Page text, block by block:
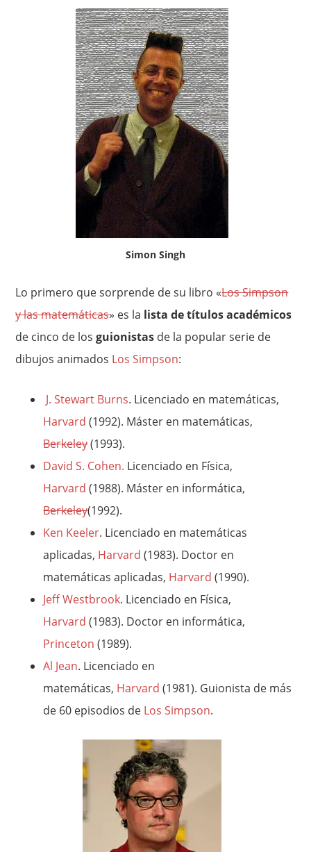
Simon Singh
Lo primero que sorprende de su libro «Los Simpson
y las matemáticas» es la lista de títulos académicos
de cinco de losguionistas de la popular serie de
dibujos animados Los Simpson:
J. Stewart Burns. Licenciado en matemáticas,
Harvard (1992). Máster en matemáticas,
Berkeley(1993).
David S. Cohen. Licenciado en Física,
Harvard (1988). Máster en informática,
Berkeley(1992).
Ken Keeler. Licenciado en matemáticas
aplicadas, Harvard (1983). Doctor en
matemáticas aplicadas, Harvard (1990).
Jeff Westbrook. Licenciado en Física,
Harvard (1983). Doctor en informática,
Princeton (1989).
Al Jean. Licenciado en
matemáticas, Harvard (1981). Guionista de más
de 60 episodios de Los Simpson.